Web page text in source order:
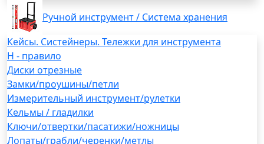
Ручной инструмент / Система хранения
Кейсы. Систейнеры. Тележки для инструмента
H - правило
Диски отрезные
Замки/проушины/петли
Измерительный инструмент/рулетки
Кельмы / гладилки
Ключи/отвертки/пасатижи/ножницы
Лопаты/грабли/черенки/метлы